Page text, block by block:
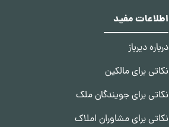
اطلاعات مفید
درباره دیرباز
نکاتی برای مالکین
نکاتی برای جویندگان ملک
نکاتی برای مشاوران املاک